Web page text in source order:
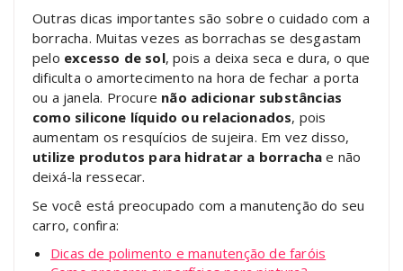
Outras dicas importantes são sobre o cuidado com a
borracha. Muitas vezes as borrachas se desgastam
pelo excesso de sol, pois a deixa seca e dura, o que
dificulta o amortecimento na hora de fechar a porta
ou a janela. Procure não adicionar substâncias
como silicone líquido ou relacionados, pois
aumentam os resquícios de sujeira. Em vez disso,
utilize produtos para hidratar a borracha e não
deixá-la ressecar.
Se você está preocupado com a manutenção do seu
carro, confira:
Dicas de polimento e manutenção de faróis